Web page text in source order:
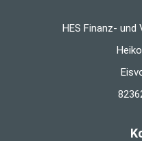
HES Finanz-